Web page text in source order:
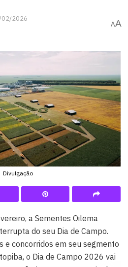
02/2026
AA
Divulgação
a Sementes Oilema
do seu Dia de Campo.
e concorridos em seu segmento
o Dia de Campo 2026 vai